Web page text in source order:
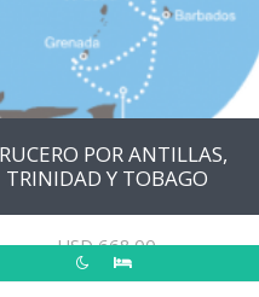
POR ANTILLAS,
TRINIDAD Y TOBAGO
USD668.00